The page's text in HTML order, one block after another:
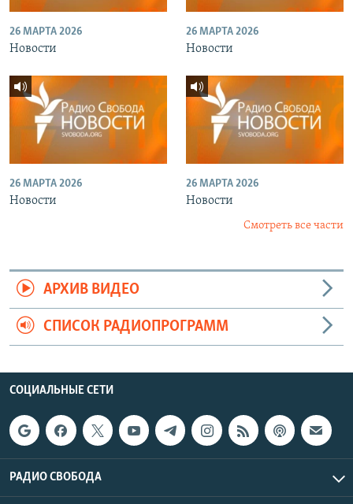
26 МАРТА 2026
Новости
26 МАРТА 2026
Новости
26 МАРТА 2026
Новости
26 МАРТА 2026
Новости
Смотреть все части
АРХИВ ВИДЕО
СПИСОК РАДИОПРОГРАММ
СОЦИАЛЬНЫЕ СЕТИ
РАДИО СВОБОДА